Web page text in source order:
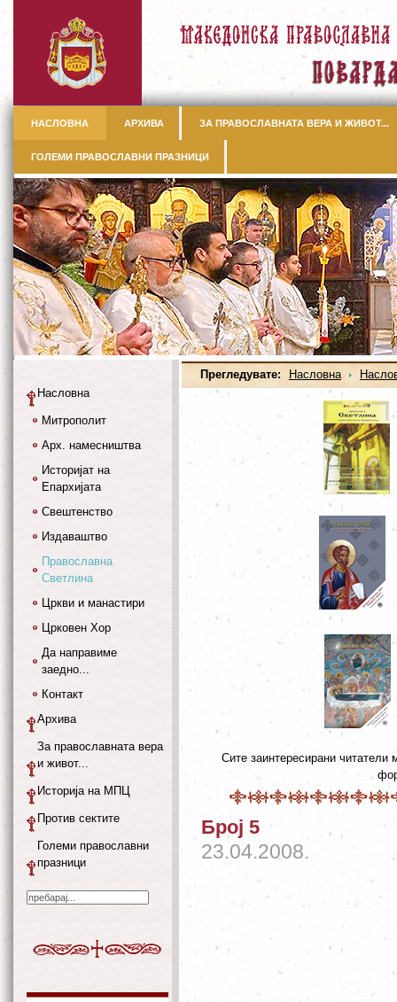
НАСЛОВНА АРХИВА ЗА ПРАВОСЛАВНАТА ВЕРА И ЖИВОТ...
ГОЛЕМИ ПРАВОСЛАВНИ ПРАЗНИЦИ
Прегледувате: Насловна
Сите заинтересирани
Број 5
23.04.2008.
Насловна
Митрополит
Арх. намесништва
Историјат на
Епархијата
Свештенство
Издаваштво
Православна
Светлина
Цркви и манастири
Црковен Хор
Да направиме
заедно...
Контакт
Архива
За православната вера
и живот...
Историја на МПЦ
Против сектите
Големи православни
празници